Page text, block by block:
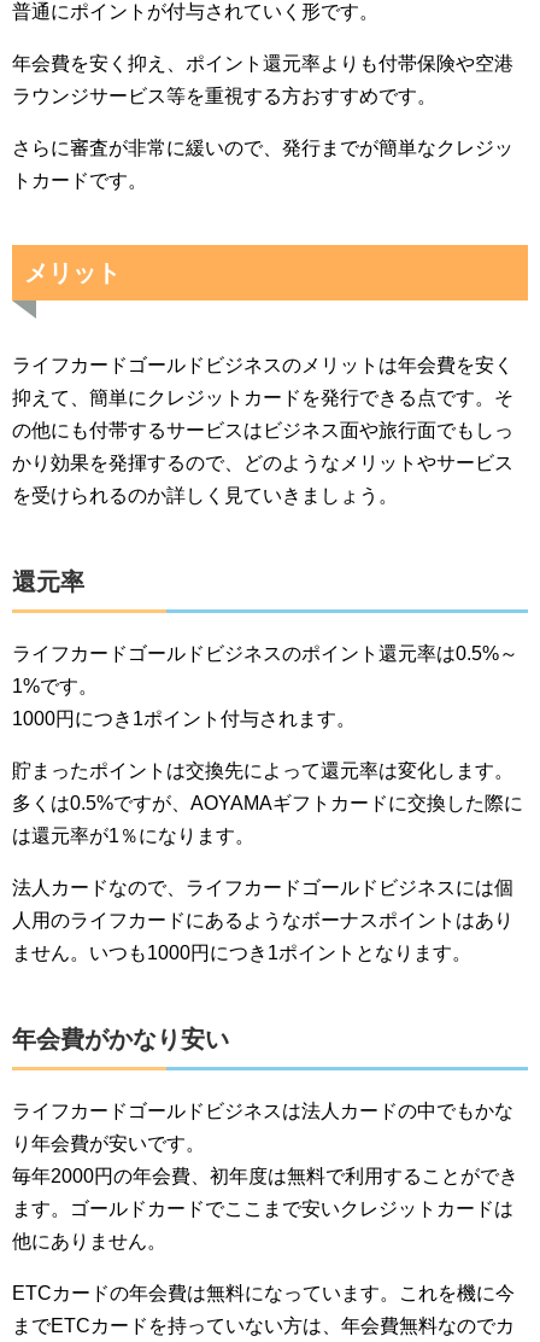
普通にポイントが付与されていく形です。
年会費を安く抑え、ポイント還元率よりも付帯保険や空港
ラウンジサービス等を重視する方おすすめです。
さらに審査が非常に緩いので、発行までが簡単なクレジッ
トカードです。
メリット
ライフカードゴールドビジネスのメリットは年会費を安く
抑えて、簡単にクレジットカードを発行できる点です。そ
の他にも付帯するサービスはビジネス面や旅行面でもしっ
かり効果を発揮するので、どのようなメリットやサービス
を受けられるのか詳しく見ていきましょう。
還元率
ライフカードゴールドビジネスのポイント還元率は0.5%～
1%です。
1000円につき1ポイント付与されます。
貯まったポイントは交換先によって還元率は変化します。
多くは0.5%ですが、AOYAMAギフトカードに交換した際に
は還元率が1％になります。
法人カードなので、ライフカードゴールドビジネスには個
人用のライフカードにあるようなボーナスポイントはあり
ません。いつも1000円につき1ポイントとなります。
年会費がかなり安い
ライフカードゴールドビジネスは法人カードの中でもかな
り年会費が安いです。
毎年2000円の年会費、初年度は無料で利用することができ
ます。ゴールドカードでここまで安いクレジットカードは
他にありません。
ETCカードの年会費は無料になっています。これを機に今
までETCカードを持っていない方は、年会費無料なのでカ